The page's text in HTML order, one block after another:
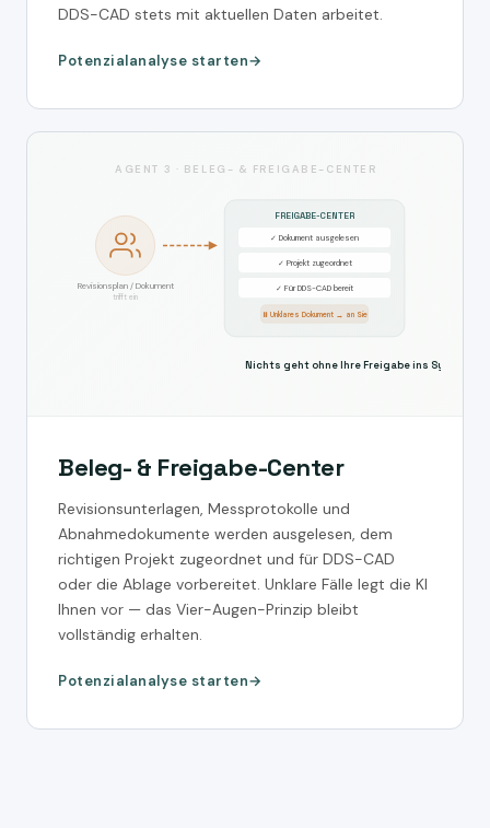
DDS-CAD stets mit aktuellen Daten arbeitet.
Potenzialanalyse starten
AGENT 3 · BELEG- & FREIGABE-CENTER
Revisionsplan / Dokument
trifft ein
FREIGABE-CENTER
✓ Dokument ausgelesen
✓ Projekt zugeordnet
✓ Für DDS-CAD bereit
⏸ Unklares Dokument → an Sie
Nichts geht ohne Ihre Freigabe ins System
Beleg- & Freigabe-Center
Revisionsunterlagen, Messprotokolle und
Abnahmedokumente werden ausgelesen, dem
richtigen Projekt zugeordnet und für DDS-CAD
oder die Ablage vorbereitet. Unklare Fälle legt die KI
Ihnen vor — das Vier-Augen-Prinzip bleibt
vollständig erhalten.
Potenzialanalyse starten